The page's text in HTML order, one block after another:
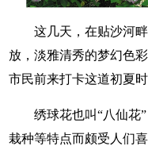
这几天，在贴沙河
放，淡雅清秀的梦幻色
市民前来打卡这道初夏
绣球花也叫“八仙花
栽种等特点而颇受人们